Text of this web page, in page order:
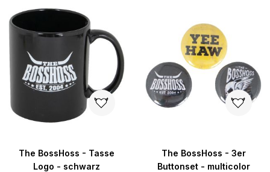
The BossHoss - Tasse
Logo - schwarz
The BossHoss - 3er
Buttonset - multicolor